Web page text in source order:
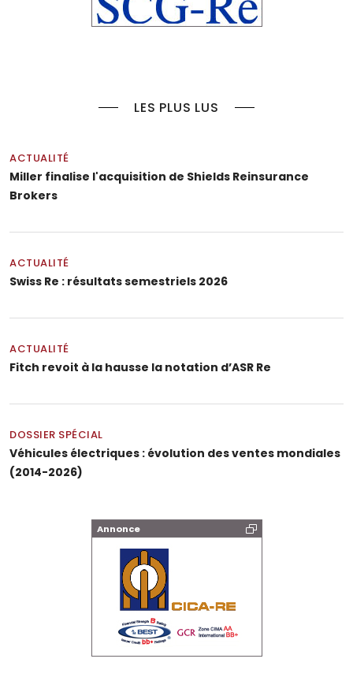
LES PLUS LUS
ACTUALITÉ
Miller finalise l'acquisition de Shields Reinsurance
Brokers
ACTUALITÉ
Swiss Re : résultats semestriels 2026
ACTUALITÉ
Fitch revoit à la hausse la notation d’ASR Re
DOSSIER SPÉCIAL
Véhicules électriques : évolution des ventes mondiales
(2014-2026)
Annonce